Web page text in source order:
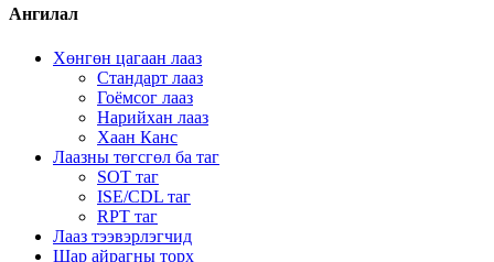
Ангилал
Хөнгөн цагаан лааз
Стандарт лааз
Гоёмсог лааз
Нарийхан лааз
Хаан Канс
Лаазны төгсгөл ба таг
SOT таг
ISE/CDL таг
RPT таг
Лааз тээвэрлэгчид
Шар айрагны торх